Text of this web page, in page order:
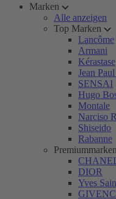
Marken
Alle anzeigen
Top Marken
Lancôme
Armani
Kérastase
Jean
SENSAI
Hugo
Montale
Narciso
Shiseido
Rabanne
Premiummarken
DIOR
Yves